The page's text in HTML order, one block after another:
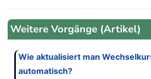
Weitere Vorgänge (Artikel)
Wie aktualisiert man
automatisch?